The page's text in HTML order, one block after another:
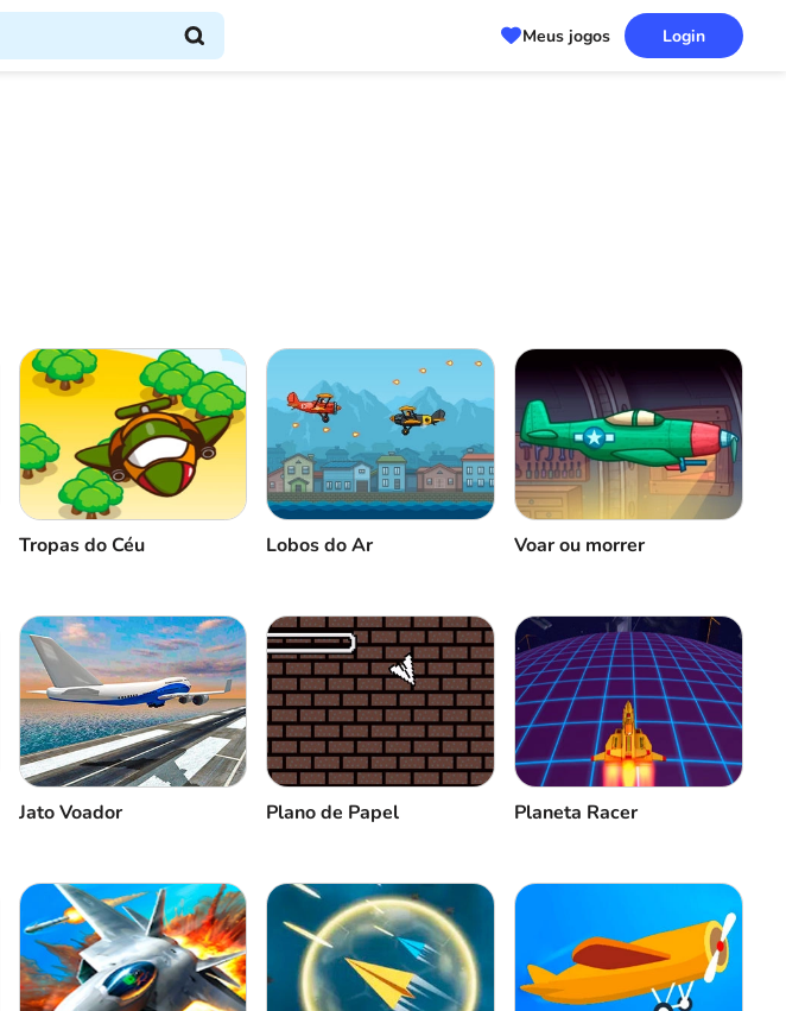
Meus jogos Login
Tropas do Céu Lobos do Ar Voar ou morrer
Jato Voador Plano de Papel Planeta Racer